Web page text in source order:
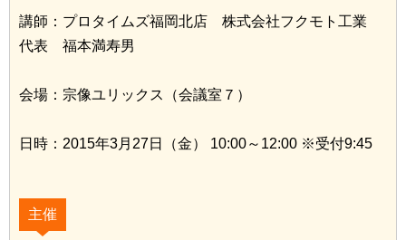
講師：プロタイムズ福岡北店 株式会社フクモト工業
代表 福本満寿男
会場：宗像ユリックス（会議室７）
日時：2015年3月27日（金） 10:00～12:00 ※受付9:45
主催